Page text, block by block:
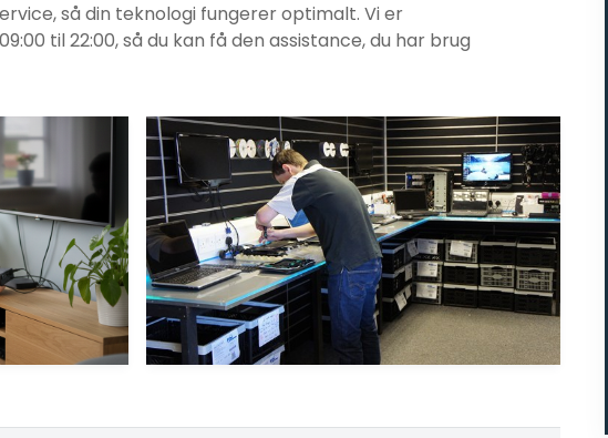
så din teknologi fungerer optimalt. Vi er
til 22:00, så du kan få den assistance, du har brug